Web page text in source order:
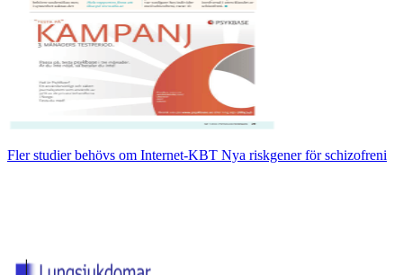
Fler studier behövs om Internet-KBT Nya riskgener för schizofreni